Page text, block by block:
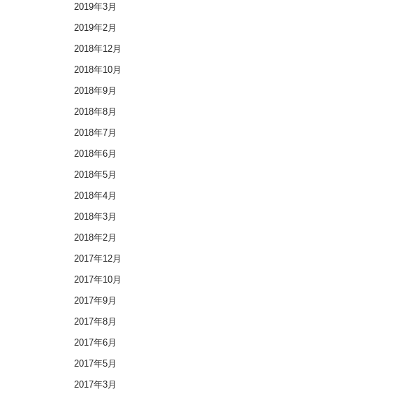
2019年3月
2019年2月
2018年12月
2018年10月
2018年9月
2018年8月
2018年7月
2018年6月
2018年5月
2018年4月
2018年3月
2018年2月
2017年12月
2017年10月
2017年9月
2017年8月
2017年6月
2017年5月
2017年3月